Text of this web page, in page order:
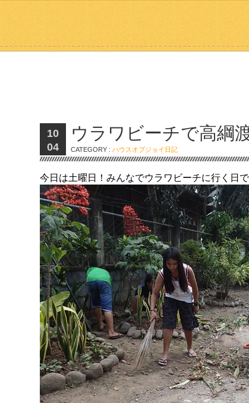
10
04
ウラワビーチで高綱
CATEGORY :ハウスオブジョイ日記
今日は土曜日！みんなでウラワビーチに行く日